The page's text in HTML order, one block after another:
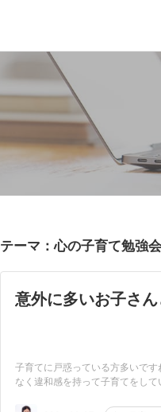
テーマ：心の子育て勉強会
意外に多いお子さ
子育てに戸惑っている方多いで
なく違和感を持って子育てをし